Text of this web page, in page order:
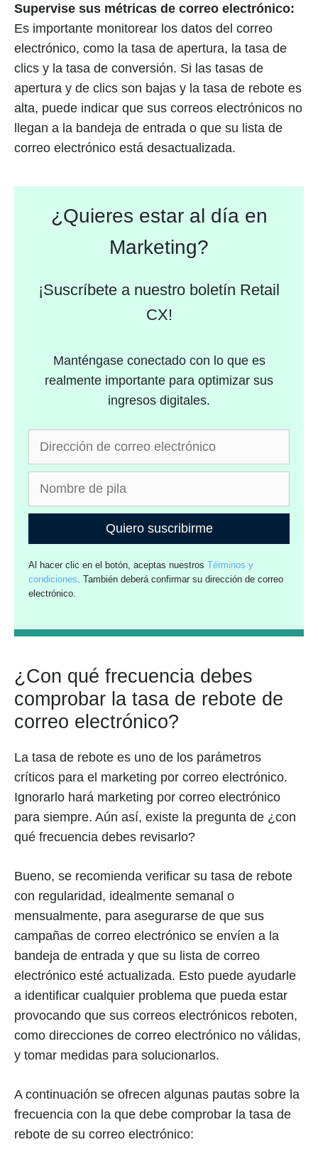
Supervise sus métricas de correo electrónico:
Es importante monitorear los datos del correo
electrónico, como la tasa de apertura, la tasa de
clics y la tasa de conversión. Si las tasas de
apertura y de clics son bajas y la tasa de rebote es
alta, puede indicar que sus correos electrónicos no
llegan a la bandeja de entrada o que su lista de
correo electrónico está desactualizada.
¿Quieres estar al día en
Marketing?
¡Suscríbete a nuestro boletín Retail
CX!
Manténgase conectado con lo que es
realmente importante para optimizar sus
ingresos digitales.
Quiero suscribirme
Al hacer clic en el botón, aceptas nuestrosTérminos y
condiciones. También deberá confirmar su dirección de correo
electrónico.
¿Con qué frecuencia debes
comprobar la tasa de rebote de
correo electrónico?
La tasa de rebote es uno de los parámetros
críticos para el marketing por correo electrónico.
Ignorarlo hará marketing por correo electrónico
para siempre. Aún así, existe la pregunta de ¿con
qué frecuencia debes revisarlo?
Bueno, se recomienda verificar su tasa de rebote
con regularidad, idealmente semanal o
mensualmente, para asegurarse de que sus
campañas de correo electrónico se envíen a la
bandeja de entrada y que su lista de correo
electrónico esté actualizada. Esto puede ayudarle
a identificar cualquier problema que pueda estar
provocando que sus correos electrónicos reboten,
como direcciones de correo electrónico no válidas,
y tomar medidas para solucionarlos.
A continuación se ofrecen algunas pautas sobre la
frecuencia con la que debe comprobar la tasa de
rebote de su correo electrónico: